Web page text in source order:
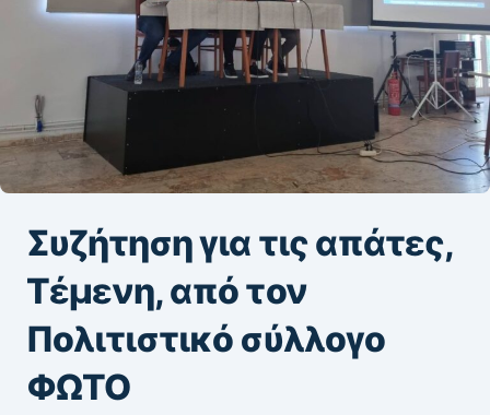
Συζήτηση για τις απάτες,
Τέμενη, από τον
Πολιτιστικό σύλλογο
ΦΩΤΟ